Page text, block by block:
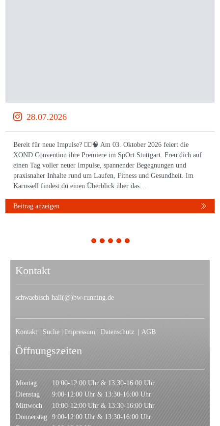
28.07.2026
Bereit für neue Impulse? 🏃‍♀️🧠 Am 03. Oktober 2026 feiert die
XOND Convention ihre Premiere im SpOrt Stuttgart. Freu dich auf
einen Tag voller neuer Impulse, spannender Begegnungen und
praxisnaher Inhalte rund um Laufen, Fitness und Gesundheit. Im
Karussell findest du einen Überblick über das…
Beitrag anzeigen
1 2 3 4 5
Kontakt
schwaebisch-hall(@)bw-running.de
Kontakt Suche Impressum Datenschutz AGB
Öffnungszeiten
Montag
10:00-12:00 Uhr & 13:30-16:00 Uhr
Dienstag
9:00-12:00 Uhr & 13:30-16:00 Uhr
Mittwoch
10:00-12:00 Uhr & 13:30-16:00 Uhr
Donnerstag
9:00-12:00 Uhr & 13:30-16:00 Uhr